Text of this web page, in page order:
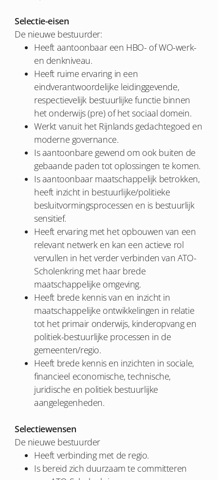
Selectie-eisen
De nieuwe bestuurder:
Heeft aantoonbaar een HBO- of WO-werk-
en denkniveau.
Heeft ruime ervaring in een
eindverantwoordelijke leidinggevende,
respectievelijk bestuurlijke functie binnen
het onderwijs (pre) of het sociaal domein.
Werkt vanuit het Rijnlands gedachtegoed en
moderne governance.
Is aantoonbare gewend om ook buiten de
gebaande paden tot oplossingen te komen.
Is aantoonbaar maatschappelijk betrokken,
heeft inzicht in bestuurlijke/politieke
besluitvormingsprocessen en is bestuurlijk
sensitief.
Heeft ervaring met het opbouwen van een
relevant netwerk en kan een actieve rol
vervullen in het verder verbinden van ATO-
Scholenkring met haar brede
maatschappelijke omgeving.
Heeft brede kennis van en inzicht in
maatschappelijke ontwikkelingen in relatie
tot het primair onderwijs, kinderopvang en
politiek-bestuurlijke processen in de
gemeenten/regio.
Heeft brede kennis en inzichten in sociale,
financieel economische, technische,
juridische en politiek bestuurlijke
aangelegenheden.
Selectiewensen
De nieuwe bestuurder
Heeft verbinding met de regio.
Is bereid zich duurzaam te committeren